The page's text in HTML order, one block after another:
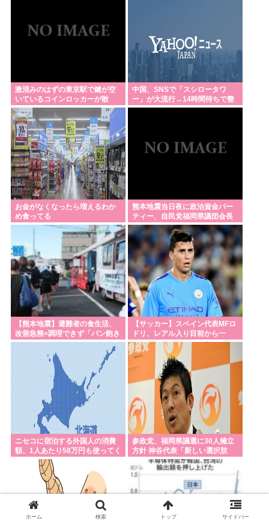
激混みのはずの東京駅で鍵が空
いているコインロッカーが散
見、「ラッキー」と思って中を
確認してみると……
中国、SNSで「スシロータワ
ー」が大流行→14時間待ちで整
理券が転売される事態に
お金がなくなったら増えるわか
め食ってる
熊本地震当日夜に政治資金パー
ティー、自民党福岡県議団会長
辞任 「時間が戻せるなら…後悔
している」
【熊本地震】避難者の食生活、
改善急務=調理できず「パン飽き
飽き」-断水なお3万戸超
【サッカー】スペイン代表MFロ
ドリ、レアル入り目前から一
転、バルサ加入へ 現地メディア
伝える 4年契約で年俸55億円準
ニセコに宿泊する外国人の消費
額、1人あたり58万円も使ってく
れることが判明。日本人の4.6倍
参政党、福岡県議選に30人擁立
方針 神谷代表「新しい選択肢
ホーム 検索 トップ サイドバー